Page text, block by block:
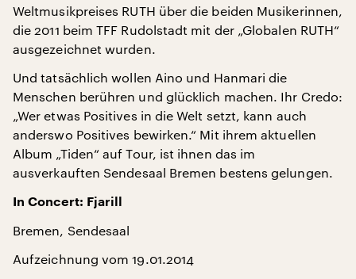
Weltmusikpreises RUTH über die beiden Musikerinnen,
die 2011 beim TFF Rudolstadt mit der „Globalen RUTH“
ausgezeichnet wurden.
Und tatsächlich wollen Aino und Hanmari die
Menschen berühren und glücklich machen. Ihr Credo:
„Wer etwas Positives in die Welt setzt, kann auch
anderswo Positives bewirken.“ Mit ihrem aktuellen
Album „Tiden“ auf Tour, ist ihnen das im
ausverkauften Sendesaal Bremen bestens gelungen.
In Concert: Fjarill
Bremen, Sendesaal
Aufzeichnung vom 19.01.2014